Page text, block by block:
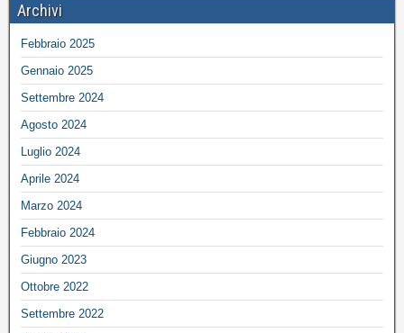
Archivi
Febbraio 2025
Gennaio 2025
Settembre 2024
Agosto 2024
Luglio 2024
Aprile 2024
Marzo 2024
Febbraio 2024
Giugno 2023
Ottobre 2022
Settembre 2022